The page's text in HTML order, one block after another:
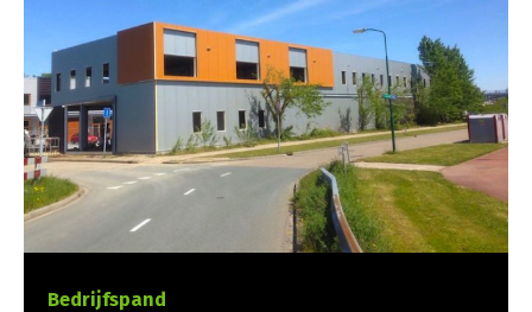
Bedrijfspand